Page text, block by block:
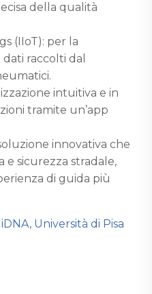
della qualità
(IIoT): per la
raccolti dal
intuitiva e in
tramite un’app
innovativa che
e sicurezza stradale,
di guida più
iDNA, Università di Pisa